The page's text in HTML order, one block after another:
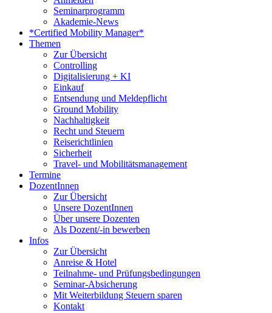
Seminarprogramm
Akademie-News
*Certified Mobility Manager*
Themen
Zur Übersicht
Controlling
Digitalisierung + KI
Einkauf
Entsendung und Meldepflicht
Ground Mobility
Nachhaltigkeit
Recht und Steuern
Reiserichtlinien
Sicherheit
Travel- und Mobilitätsmanagement
Termine
DozentInnen
Zur Übersicht
Unsere DozentInnen
Über unsere Dozenten
Als Dozent/-in bewerben
Infos
Zur Übersicht
Anreise & Hotel
Teilnahme- und Prüfungsbedingungen
Seminar-Absicherung
Mit Weiterbildung Steuern sparen
Kontakt